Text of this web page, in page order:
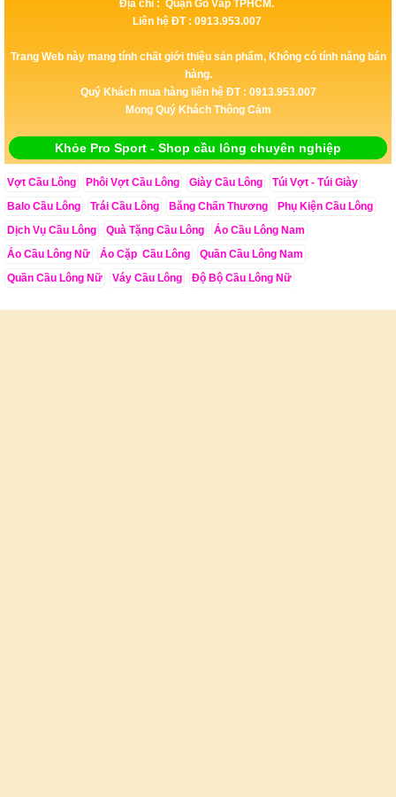
Địa chỉ : Quận Gò Vấp TPHCM.
Liên hệ ĐT : 0913.953.007
Trang Web này mang tính chất giới thiệu sản phẩm, Không có tính năng bán
hàng.
Quý Khách mua hàng liên hệ ĐT : 0913.953.007
Mong Quý Khách Thông Cảm
Khỏe Pro Sport - Shop cầu lông chuyên nghiệp
Vợt Cầu Lông Phôi Vợt Cầu Lông Giày Cầu Lông
Túi Vợt - Túi Giày
Balo Cầu Lông
Trái Cầu Lông Băng Chấn Thương
Phụ Kiện Cầu Lông
Dịch Vụ Cầu Lông
Quà Tặng Cầu Lông
Áo Cầu Lông Nam
Áo Cầu Lông Nữ
Áo Cặp Cầu Lông
Quần Cầu Lông Nam
Quần Cầu Lông Nữ
Váy Cầu Lông Độ Bộ Cầu Lông Nữ